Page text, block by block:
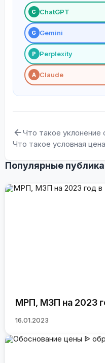
С ChatGPT
G Gemini
P Perplexity
A Claude
Что такое уклонение
Что такое условная
Популярные
МРП, МЗП на 2023
16.01.2023